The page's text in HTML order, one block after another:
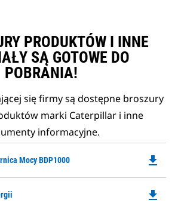
PRODUKTÓW I INNE
SĄ GOTOWE DO
POBRANIA!
się firmy są dostępne broszury
marki Caterpillar i inne
informacyjne.
Mocy BDP1000 file_download
file_download